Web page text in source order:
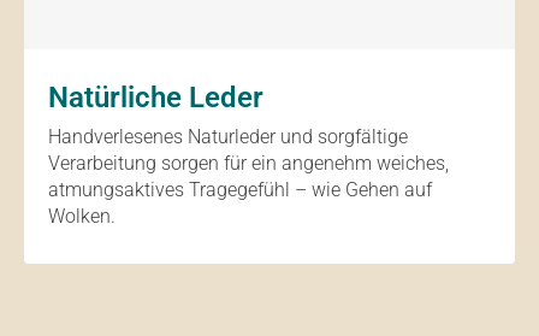
Natürliche Leder
Handverlesenes Naturleder und sorgfältige
Verarbeitung sorgen für ein angenehm weiches,
atmungsaktives Tragegefühl – wie Gehen auf
Wolken.